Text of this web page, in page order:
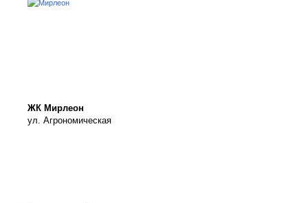
ЖК Мирлеон
ул. Агрономическая